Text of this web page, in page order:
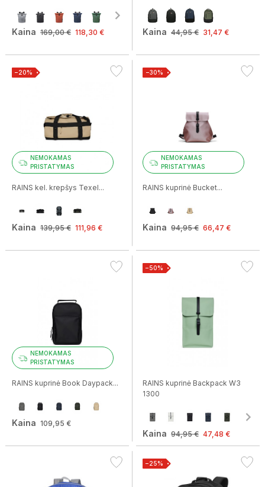
Kaina 169,00 € 118,30 € Kaina 44,95 € 31,47 €
−20%
NEMOKAMAS
PRISTATYMAS
RAINS kel. krepšys Texel...
Kaina 139,95 € 111,96 €
−30%
NEMOKAMAS
PRISTATYMAS
RAINS kuprinė Bucket...
Kaina 94,95 € 66,47 €
NEMOKAMAS
PRISTATYMAS
RAINS kuprinė Book Daypack...
Kaina 109,95 €
−50%
RAINS kuprinė Backpack W3
1300
Kaina 94,95 € 47,48 €
−25%